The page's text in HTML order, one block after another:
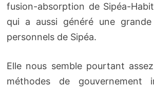
fusion-absorption de Sipéa-
qui a aussi généré une
personnels de Sipéa.
Elle nous semble pourtant
méthodes de gouvernement